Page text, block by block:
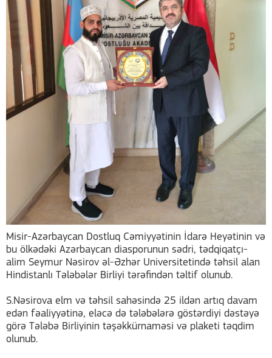
Misir-Azərbaycan Dostluq Cəmiyyətinin İdarə Heyətinin və
bu ölkədəki Azərbaycan diasporunun sədri, tədqiqatçı-
alim Seymur Nəsirov əl-Əzhər Universitetində təhsil alan
Hindistanlı Tələbələr Birliyi tərəfindən təltif olunub.
S.Nəsirova elm və təhsil sahəsində 25 ildən artıq davam
edən fəaliyyətinə, eləcə də tələbələrə göstərdiyi dəstəyə
görə Tələbə Birliyinin təşəkkürnaməsi və plaketi təqdim
olunub.